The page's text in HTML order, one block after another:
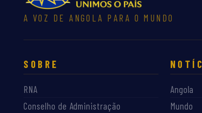
A VOZ DE ANGOLA PARA O MUNDO
SOBRE
RNA
Conselho de Administração
Angola
Mundo